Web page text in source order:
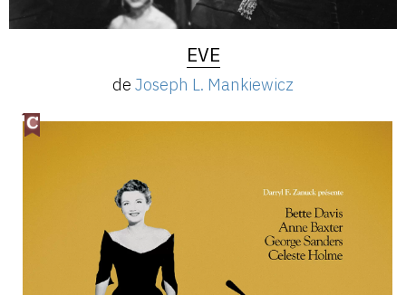
EVE
de Joseph L. Mankiewicz